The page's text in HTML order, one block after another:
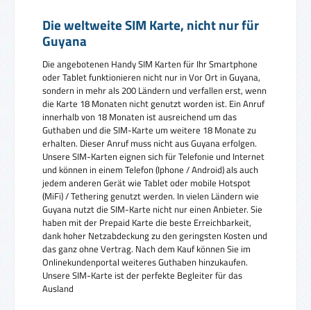
Die weltweite SIM Karte, nicht nur für
Guyana
Die angebotenen Handy SIM Karten für Ihr Smartphone
oder Tablet funktionieren nicht nur in Vor Ort in Guyana,
sondern in mehr als 200 Ländern und verfallen erst, wenn
die Karte 18 Monaten nicht genutzt worden ist. Ein Anruf
innerhalb von 18 Monaten ist ausreichend um das
Guthaben und die SIM-Karte um weitere 18 Monate zu
erhalten. Dieser Anruf muss nicht aus Guyana erfolgen.
Unsere SIM-Karten eignen sich für Telefonie und Internet
und können in einem Telefon (Iphone / Android) als auch
jedem anderen Gerät wie Tablet oder mobile Hotspot
(MiFi) / Tethering genutzt werden. In vielen Ländern wie
Guyana nutzt die SIM-Karte nicht nur einen Anbieter. Sie
haben mit der Prepaid Karte die beste Erreichbarkeit,
dank hoher Netzabdeckung zu den geringsten Kosten und
das ganz ohne Vertrag. Nach dem Kauf können Sie im
Onlinekundenportal weiteres Guthaben hinzukaufen.
Unsere SIM-Karte ist der perfekte Begleiter für das
Ausland